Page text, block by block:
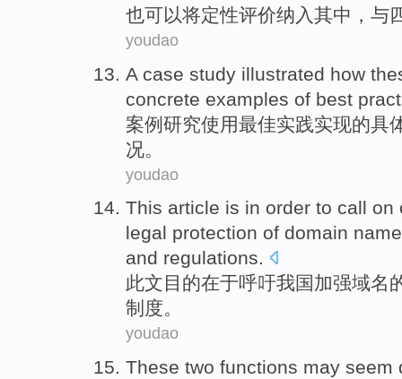
也可以将定性评价纳入其中 ， 与
youdao
A case study illustrated how
concrete examples of best
案例 研究使用最佳实践实现的具
况。
youdao
This article is in order to call on
legal protection of domain name
and regulations.
此文目的在于呼吁我国加强域名
制度。
youdao
These two functions may seem